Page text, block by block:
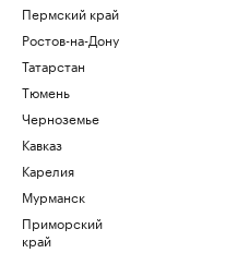
Пермский край
Ростов-на-Дону
Татарстан
Тюмень
Черноземье
Кавказ
Карелия
Мурманск
Приморский
край